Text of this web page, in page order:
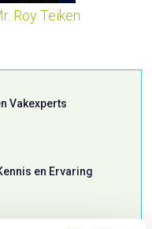
Roy Teiken
Vakexperts
en Ervaring